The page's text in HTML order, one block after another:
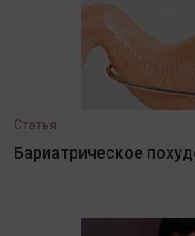
Статья
Бариатрическое